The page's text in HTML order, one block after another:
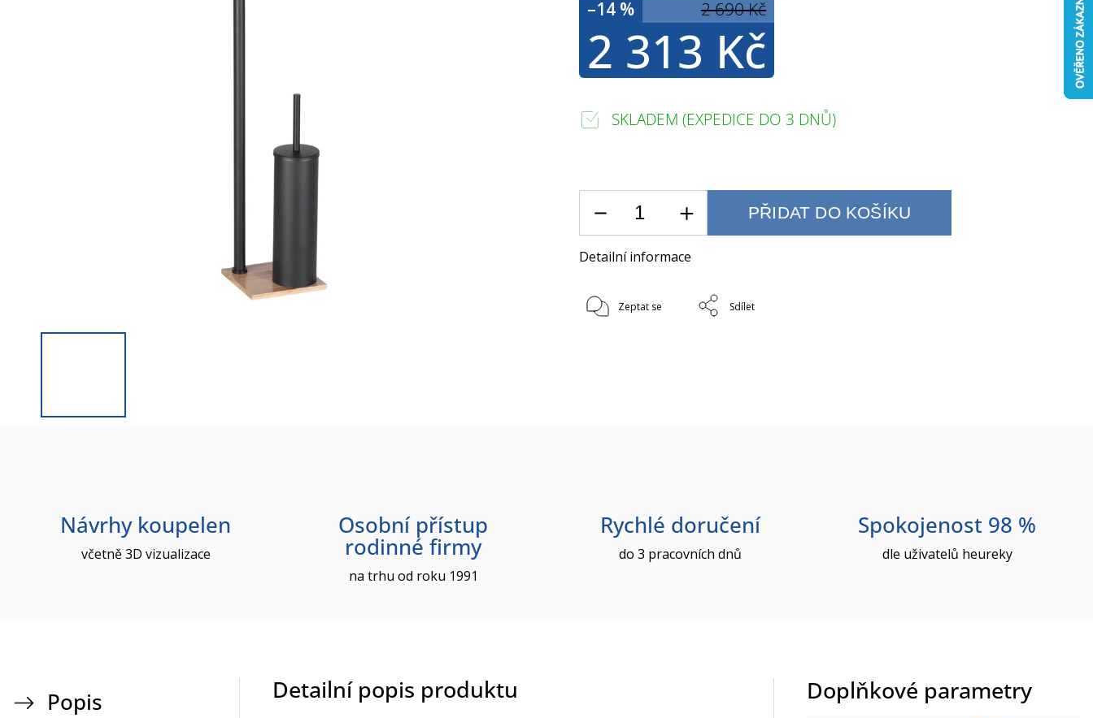
2 690 Kč
–14 %
2 313 Kč
SKLADEM (EXPEDICE DO 3 DNŮ)
PŘIDAT DO KOŠÍKU
Detailní informace
Zeptat se Sdílet
Návrhy koupelen
včetně 3D vizualizace
Osobní přístup
rodinné firmy
na trhu od roku 1991
Rychlé doručení
do 3 pracovních dnů
Spokojenost 98 %
dle uživatelů heureky
Popis Detailní popis produktu Doplňkové parametry